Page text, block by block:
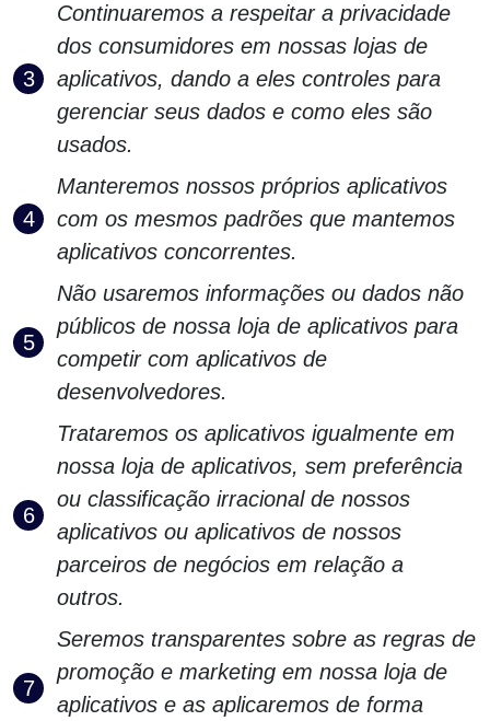
Continuaremos a respeitar a privacidade
dos consumidores em nossas lojas de
aplicativos, dando a eles controles para
gerenciar seus dados e como eles são
usados.
Manteremos nossos próprios aplicativos
com os mesmos padrões que mantemos
aplicativos concorrentes.
Não usaremos informações ou dados não
públicos de nossa loja de aplicativos para
competir com aplicativos de
desenvolvedores.
Trataremos os aplicativos igualmente em
nossa loja de aplicativos, sem preferência
ou classificação irracional de nossos
aplicativos ou aplicativos de nossos
parceiros de negócios em relação a
outros.
Seremos transparentes sobre as regras de
promoção e marketing em nossa loja de
aplicativos e as aplicaremos de forma